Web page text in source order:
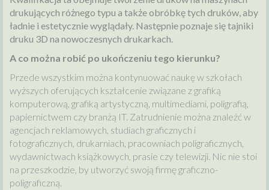
drukujących różnego typu a także obróbkę tych druków, aby
ładnie i estetycznie wyglądały. Następnie poznaje się tajniki
druku 3D na nowoczesnych drukarkach.
A co można robić po ukończeniu tego kierunku?
Przede wszystkim można kontynuować naukę w szkołach
wyższych oferujących kształcenie związane z grafiką
komputerową, grafiką artystyczną, multimediami, poligrafią,
papiernictwem czy branżą IT. Zatrudnienie można znaleźć w
agencjach reklamowych, studiach graficznych i
fotograficznych, drukarniach, pracowniach poligraficznych,
wydawnictwach książkowych, prasie czy telewizji. Nic nie stoi
na przeszkodzie, by utworzyć swoją firmę graficzno-
poligraficzną.